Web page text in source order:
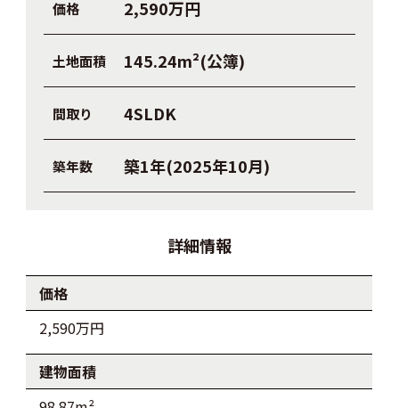
価格 2,590万円
土地面積 145.24m²(公簿)
間取り 4SLDK
築年数 築1年(2025年10月)
詳細情報
価格
2,590万円
建物面積